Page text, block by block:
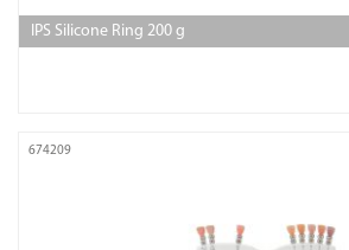
IPS Silicone Ring 200 g
674209